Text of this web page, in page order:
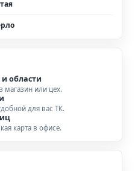
области
магазин или цех.
для вас ТК.
карта в офисе.